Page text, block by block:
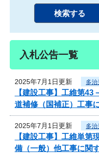
入札公告一覧
2025年7月1日更新 多
【建設工事】工維第
道補修（国補正）工事
2025年7月1日更新 多
【建設工事】工維単
備（一般）他工事に関